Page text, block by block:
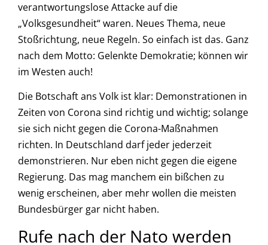
verantwortungslose Attacke auf die
„Volksgesundheit“ waren. Neues Thema, neue
Stoßrichtung, neue Regeln. So einfach ist das. Ganz
nach dem Motto: Gelenkte Demokratie; können wir
im Westen auch!
Die Botschaft ans Volk ist klar: Demonstrationen in
Zeiten von Corona sind richtig und wichtig; solange
sie sich nicht gegen die Corona-Maßnahmen
richten. In Deutschland darf jeder jederzeit
demonstrieren. Nur eben nicht gegen die eigene
Regierung. Das mag manchem ein bißchen zu
wenig erscheinen, aber mehr wollen die meisten
Bundesbürger gar nicht haben.
Rufe nach der Nato werden